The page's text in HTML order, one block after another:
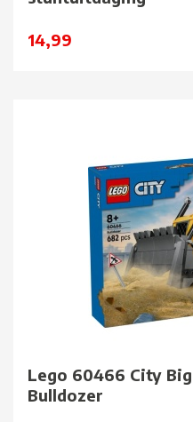
14,99
Lego 60466 City
Bulldozer